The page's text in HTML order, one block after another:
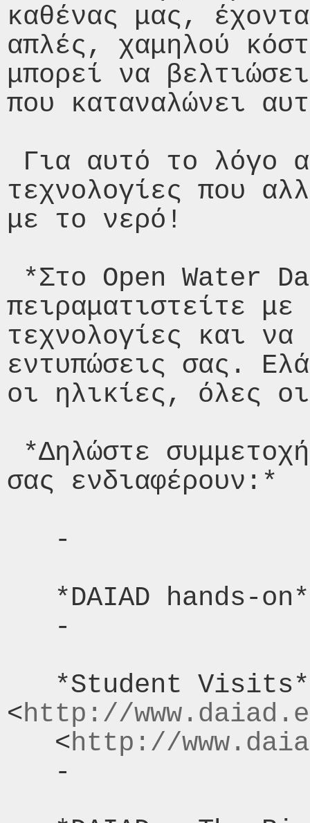
καθένας μας,
απλές, χαμηλού
μπορεί να
που καταναλώνει
τεχνολογίες που
με το νερό!
πειραματιστείτε
τεχνολογίες και
εντυπώσεις σας.
οι ηλικίες, όλες
σας ενδιαφέρουν:*
<http://
   <
http://